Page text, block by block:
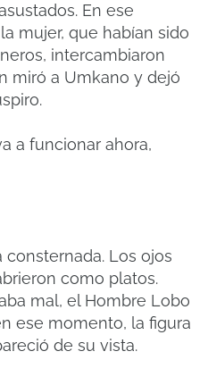
En ese
mujer, que habían sido
intercambiaron
miró a Umkano y dejó
a funcionar ahora,
Los ojos
como platos.
mal, el Hombre Lobo
ese momento, la figura
de su vista.